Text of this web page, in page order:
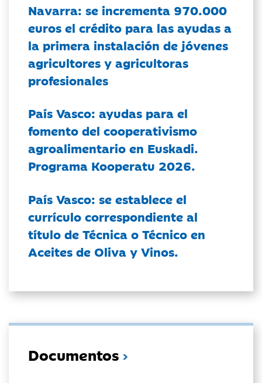
Navarra: se incrementa 970.000
euros el crédito para las ayudas a
la primera instalación de jóvenes
agricultores y agricultoras
profesionales
País Vasco: ayudas para el
fomento del cooperativismo
agroalimentario en Euskadi.
Programa Kooperatu 2026.
País Vasco: se establece el
currículo correspondiente al
título de Técnica o Técnico en
Aceites de Oliva y Vinos.
Documentos